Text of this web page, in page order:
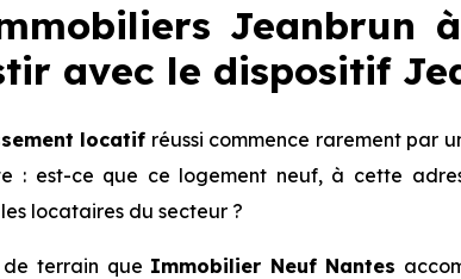
Jeanbrun
avec le dispositif
locatif réussi commence rarement par
: est-ce que ce logement neuf, à cette
locataires du secteur ?
terrain que Immobilier Neuf Nantes